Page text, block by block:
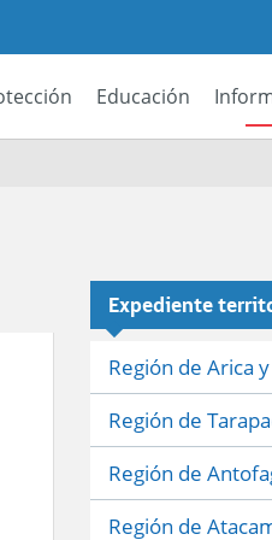
Educación
Expediente
Región de Arica
Región de
Región de
Región de